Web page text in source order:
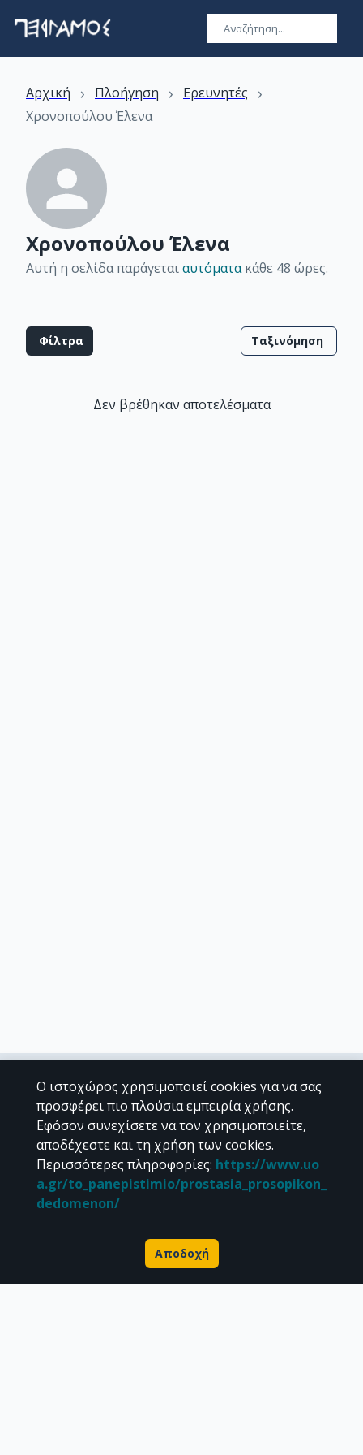
Αρχική › Πλοήγηση › Ερευνητές ›
Χρονοπούλου Έλενα
Χρονοπούλου Έλενα
Αυτή η σελίδα παράγεταιαυτόματακάθε 48 ώρες.
Φίλτρα Ταξινόμηση
Δεν βρέθηκαν αποτελέσματα
Διεύθυνση Βιβλιοθήκης & Κέντρου Πληροφόρησης
Βιβλιοθήκες Σχολών του ΕΚΠΑ
Υπολογιστικό Κέντρο Βιβλιοθηκών
Επικοινωνία / Helpdesk
Ο ιστοχώρος χρησιμοποιεί cookies για να σας
προσφέρει πιο πλούσια εμπειρία χρήσης.
Εφόσον συνεχίσετε να τον χρησιμοποιείτε,
αποδέχεστε και τη χρήση των cookies.
Περισσότερες πληροφορίες: https://www.uo
a.gr/to_panepistimio/prostasia_prosopikon_
dedomenon/
Αποδοχή